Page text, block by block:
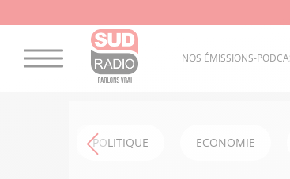
NOS ÉMISSIONS-
POLITIQUE ECONOMIE